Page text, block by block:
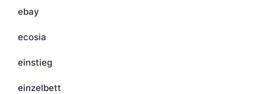
ebay
ecosia
einstieg
einzelbett